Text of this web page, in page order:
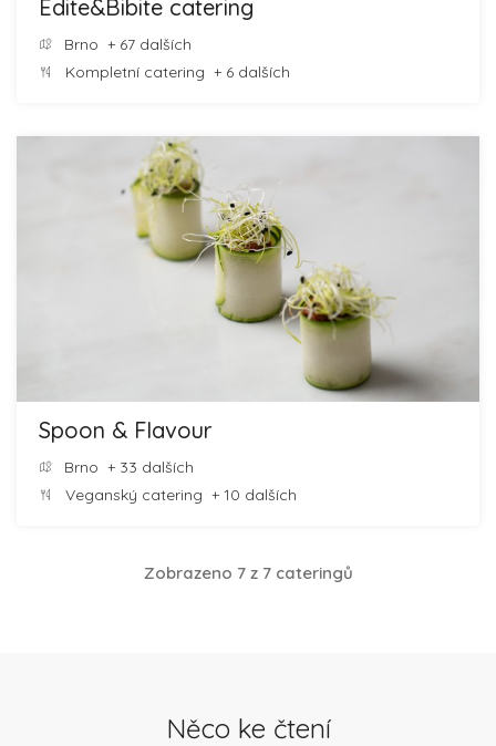
Edite&Bibite catering
Brno + 67 dalších
Kompletní catering + 6 dalších
Spoon & Flavour
Brno + 33 dalších
Veganský catering + 10 dalších
Zobrazeno 7 z 7 cateringů
Něco ke čtení